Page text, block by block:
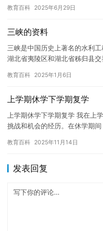
缺的…
教育百科 2025年6月29日
三峡的资料
三峡是中国历史上著名的水利
湖北省夷陵区和湖北省秭归县
之一…
教育百科 2025年1月6日
上学期休学下学期复学
上学期休学下学期复学 我在上
挑战和机会的经历。在休学期
学后…
教育百科 2025年11月14日
发表回复